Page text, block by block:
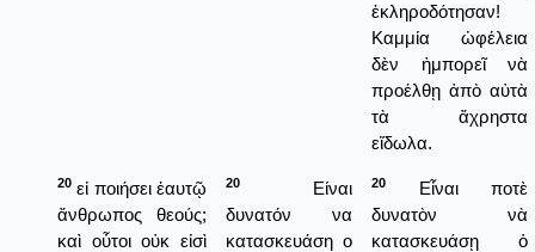
ἐκληροδότησαν!
Καμμία ὠφέλεια
δὲν ἠμπορεῖ νὰ
προέλθῃ ἀπὸ αὐτὰ
τὰ ἄχρηστα
εἴδωλα.
20 εἰ ποιήσει ἑαυτῷ
ἄνθρωπος θεούς;
καὶ οὗτοι οὐκ εἰσὶ
20
Είναι
δυνατόν να
κατασκευάση ο
20
Εἶναι ποτὲ
δυνατὸν νὰ
κατασκευάσῃ ὁ